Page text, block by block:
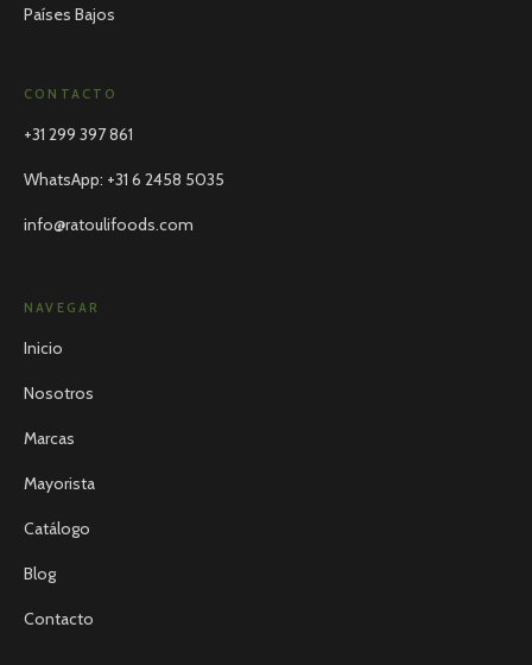
Países Bajos
CONTACTO
+31 299 397 861
WhatsApp: +31 6 2458 5035
info@ratoulifoods.com
NAVEGAR
Inicio
Nosotros
Marcas
Mayorista
Catálogo
Blog
Contacto